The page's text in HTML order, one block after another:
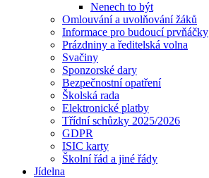
Nenech to být
Omlouvání a uvolňování žáků
Informace pro budoucí prvňáčky
Prázdniny a ředitelská volna
Svačiny
Sponzorské dary
Bezpečnostní opatření
Školská rada
Elektronické platby
Třídní schůzky 2025/2026
GDPR
ISIC karty
Školní řád a jiné řády
Jídelna